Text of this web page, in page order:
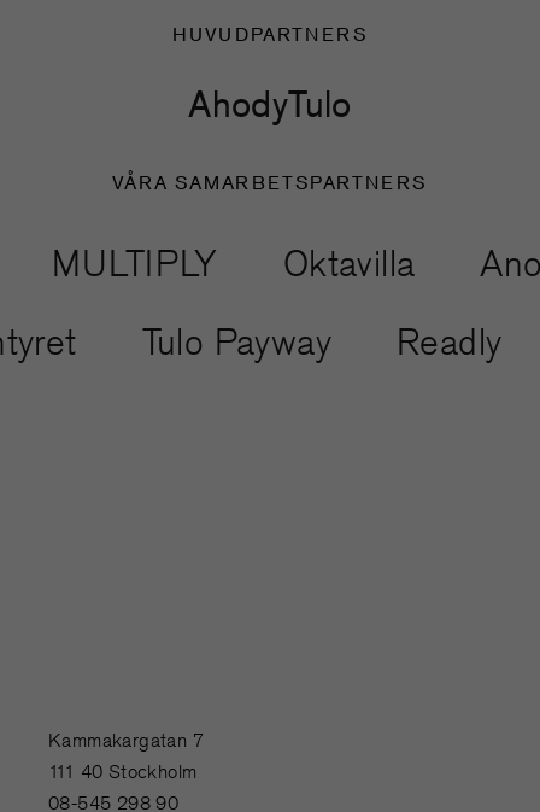
HUVUDPARTNERS
AhodyTulo
VÅRA SAMARBETSPARTNERS
Oktavilla
Tulo Payway
Kammakargatan 7
111 40 Stockholm
08-545 298 90